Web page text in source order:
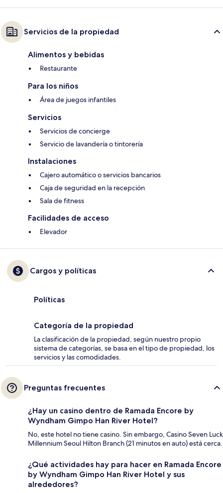
Servicios de la propiedad
Alimentos y bebidas
Restaurante
Para los niños
Área de juegos infantiles
Servicios
Servicios de concierge
Servicio de lavandería o tintorería
Instalaciones
Cajero automático o servicios bancarios
Caja de seguridad en la recepción
Sala de fitness
Facilidades de acceso
Elevador
Cargos y políticas
Políticas
Categoría de la propiedad
La clasificación de la propiedad, según nuestro propio
sistema de categorías, se basa en el tipo de propiedad, los
servicios y las comodidades.
Preguntas frecuentes
¿Hay un casino dentro de Ramada Encore by
Wyndham Gimpo Han River Hotel?
No, este hotel no tiene casino. Sin embargo, Casino Seven Luck
Millennium Seoul Hilton Branch (21 minutos en auto) está cerca.
¿Qué actividades hay para hacer en Ramada Encore
by Wyndham Gimpo Han River Hotel y sus
alrededores?